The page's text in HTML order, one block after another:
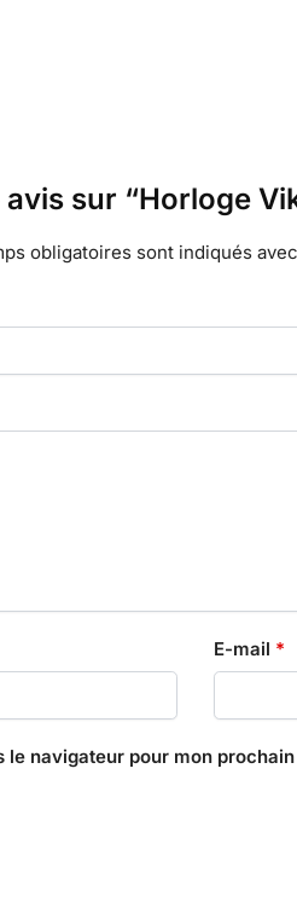
sur “Horloge
obligatoires sont indiqués avec
E-mail *
navigateur pour mon